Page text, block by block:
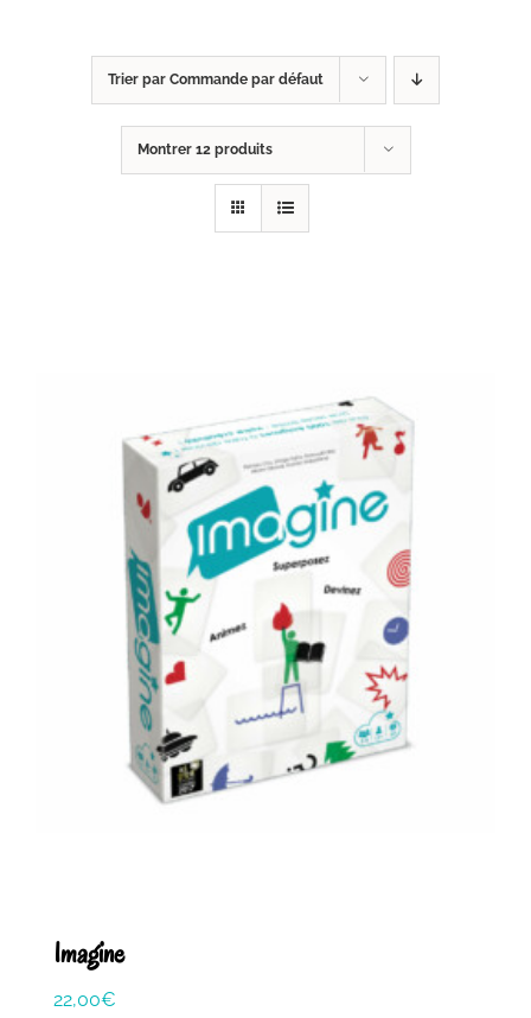
Trier par Commande par défaut
Montrer 12 produits
Imagine
22,00€